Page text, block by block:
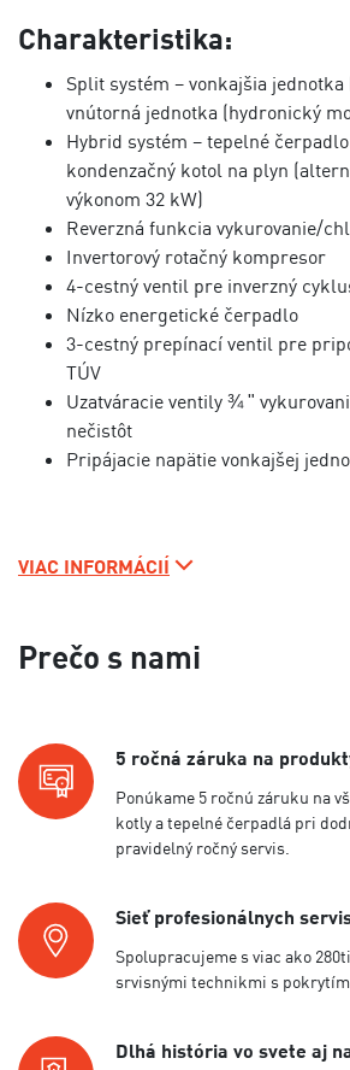
Charakteristika:
Split systém – vonkajšia jednotka
vnútorná jednotka (hydronický
Hybrid systém – tepelné
kondenzačný kotol na plyn
výkonom 32 kW)
Reverzná funkcia vykurovanie/
Invertorový rotačný kompresor
4-cestný ventil pre inverzný
Nízko energetické čerpadlo
3-cestný prepínací ventil pre
TÚV
Uzatváracie ventily ¾ ʺ
nečistôt
Pripájacie napätie vonkajšej
VIAC INFORMÁCIÍ
Prečo s nami
5 ročná záruka na
Ponúkame 5 ročnú záruku na
kotly a tepelné čerpadlá pri
pravidelný ročný servis.
Sieť profesionálnych
Spolupracujeme s viac ako
srvisnými technikmi s pokrytím
Dlhá história vo svete aj